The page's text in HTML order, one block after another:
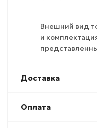
Внешний вид
и
Доставка
Оплата